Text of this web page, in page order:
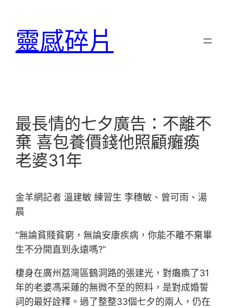
靈感碎片
最長情的七夕廣告：不離不
棄 喜包養價錢他照顧癱瘓
老婆31年
金羊網記者 溫建敏 練習生 李穗敏、曾可雨、湯
晨
“無論貧賤貧窮，無論安康疾病，你能不離不棄畢
生不分開直到永遠嗎?”
棲身在廣州荔灣區鶴洞路的張建光，對癱瘓了31
年的老婆馮采蓮的無微不至的照料，是對成婚誓
詞的最好詮釋。過了整整33個七夕的兩人，仍在